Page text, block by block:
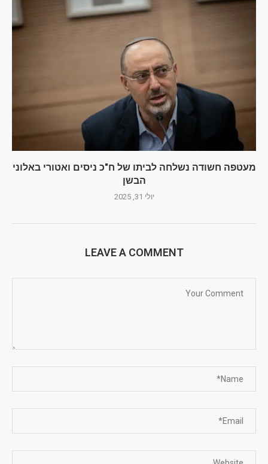
מעטפה חשודה נשלחה לביתו של ח"כ ניסים ואטורי באלוני
הבשן
יולי 31, 2025
LEAVE A COMMENT